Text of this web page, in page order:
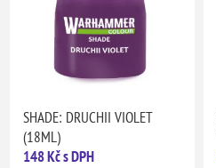
SHADE: DRUCHII VIOLET
(18ML)
148 Kč s DPH